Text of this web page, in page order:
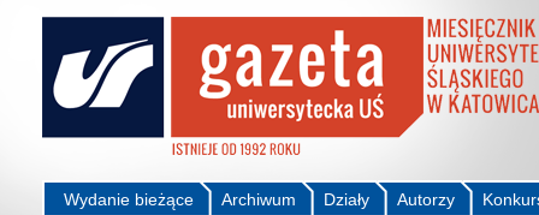
Autorzy
Działy
Archiwum
Wydanie bieżące